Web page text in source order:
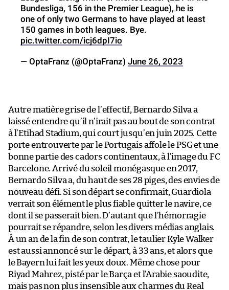
Bundesliga, 156 in the Premier League), he is
one of only two Germans to have played at least
150 games in both leagues. Bye.
pic.twitter.com/icj6dpI7io
— OptaFranz (@OptaFranz) June 26, 2023
Autre matière grise de l’effectif, Bernardo Silva a
laissé entendre qu’il n’irait pas au bout de son contrat
à l’Etihad Stadium, qui court jusqu’en juin 2025. Cette
porte entrouverte par le Portugais affole le PSG et une
bonne partie des cadors continentaux, à l’image du FC
Barcelone. Arrivé du soleil monégasque en 2017,
Bernardo Silva a, du haut de ses 28 piges, des envies de
nouveau défi. Si son départ se confirmait, Guardiola
verrait son élément le plus fiable quitter le navire, ce
dont il se passerait bien. D’autant que l’hémorragie
pourrait se répandre, selon les divers médias anglais.
À un an de la fin de son contrat, le taulier Kyle Walker
est aussi annoncé sur le départ, à 33 ans, et alors que
le Bayern lui fait les yeux doux. Même chose pour
Riyad Mahrez, pisté par le Barça et l’Arabie saoudite,
mais pas non plus insensible aux charmes du Real